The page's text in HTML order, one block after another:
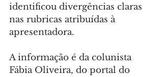
identificou divergências claras
nas rubricas atribuídas à
apresentadora.
A informação é da colunista
Fábia Oliveira, do portal do